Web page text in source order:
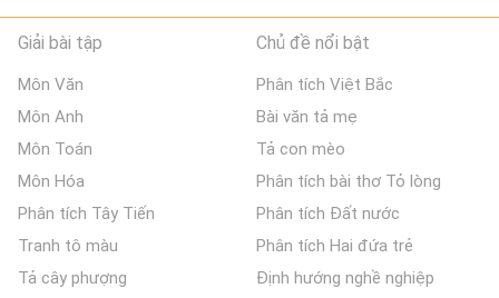
Giải bài tập
Môn Văn
Môn Anh
Môn Toán
Môn Hóa
Phân tích Tây Tiến
Tranh tô màu
Tả cây phượng
Chủ đề nổi bật
Phân tích Việt Bắc
Bài văn tả mẹ
Tả con mèo
Phân tích bài thơ Tỏ lòng
Phân tích Đất nước
Phân tích Hai đứa trẻ
Định hướng nghề nghiệp